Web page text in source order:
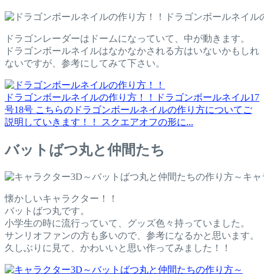
ドラゴンボールネイル
ドラゴンレーダーはドームになっていて、中が動きます。
ドラゴンボールネイルはなかなかされる方はいないかもしれ
ないですが、参考にしてみて下さい。
ドラゴンボールネイルの作り方！！
ドラゴンボールネイル17
号18号 こちらのドラゴンボールネイルの作り方についてご
説明していきます！！ スクエアオフの形に...
バットばつ丸と仲間たち
キ
懐かしいキャラクター！！
バットばつ丸です。
小学生の時に流行っていて、グッズ色々持っていました。
サンリオファンの方も多いので、参考になるかと思います。
久しぶりに見て、かわいいと思い作ってみました！！